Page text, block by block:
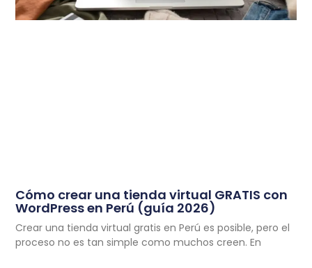
Cómo crear una tienda virtual GRATIS con
WordPress en Perú (guía 2026)
Crear una tienda virtual gratis en Perú es posible, pero el
proceso no es tan simple como muchos creen. En